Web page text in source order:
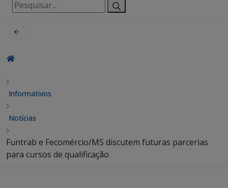
Pesquisar
por:
Informativos
Notícias
Funtrab e Fecomércio/MS discutem futuras parcerias
para cursos de qualificação